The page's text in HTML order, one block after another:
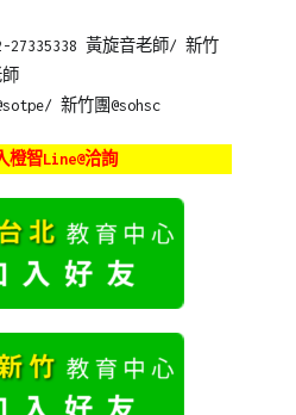
27335338 黃旋音老師/ 新竹
新竹團@sohsc
橙智Line@洽詢